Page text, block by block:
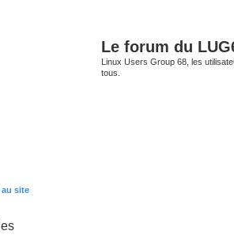
Le forum du
Linux Users Group 68, les
tous.
site